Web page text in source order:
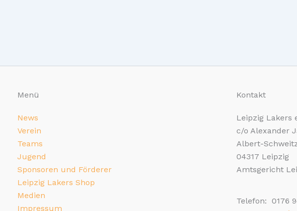
Menü
News
Verein
Teams
Jugend
Sponsoren und Förderer
Leipzig Lakers Shop
Medien
Impressum
Kontakt
Leipzig Lakers
c/o Alexander
Albert-
04317 Leipzig
Amtsgericht
Telefon: 0176